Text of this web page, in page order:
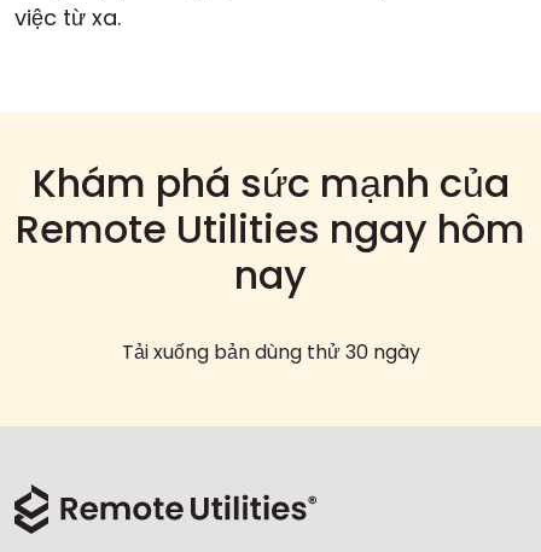
việc từ xa.
Khám phá sức mạnh của
Remote Utilities ngay hôm
nay
Tải xuống bản dùng thử 30 ngày